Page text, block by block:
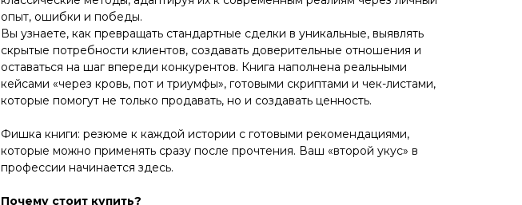
опыт, ошибки и победы.
Вы узнаете, как превращать стандартные сделки в уникальные, выявлять
скрытые потребности клиентов, создавать доверительные отношения и
оставаться на шаг впереди конкурентов. Книга наполнена реальными
кейсами «через кровь, пот и триумфы», готовыми скриптами и чек-листами,
которые помогут не только продавать, но и создавать ценность.
Фишка книги: резюме к каждой истории с готовыми рекомендациями,
которые можно применять сразу после прочтения. Ваш «второй укус» в
профессии начинается здесь.
Почему стоит купить?